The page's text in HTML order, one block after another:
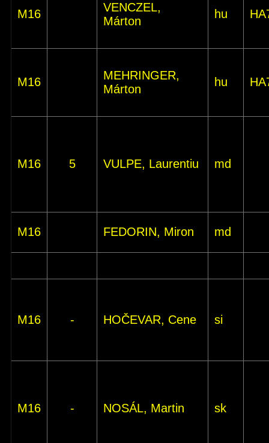
M16
VENCZEL,
Márton
hu
M16
MEHRINGER,
Márton
hu
M16 5 VULPE, Laurentiu md
M16 FEDORIN, Miron md
M16 - HOČEVAR, Cene si
M16 - NOSÁL, Martin sk